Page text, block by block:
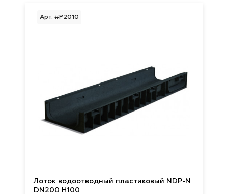
Арт. #P2010
Лоток водоотводный пластиковый NDP-N
DN200 H100